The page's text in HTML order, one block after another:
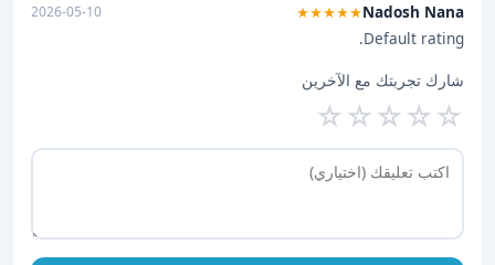
Nadosh Nana
★★★★★
2026-05-10
Default rating.
شارك تجربتك مع الآخرين
☆
☆
☆
☆
☆